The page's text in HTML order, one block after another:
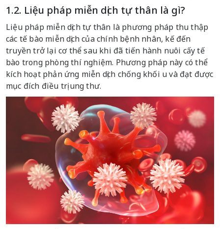
1.2. Liệu pháp miễn dịch tự thân là gì?
Liệu pháp miễn dịch tự thân là phương pháp thu thập
các tế bào miễn dịch của chính bệnh nhân, kế đến
truyền trở lại cơ thể sau khi đã tiến hành nuôi cấy tế
bào trong phòng thí nghiệm. Phương pháp này có thể
kích hoạt phản ứng miễn dịch chống khối u và đạt được
mục đích điều trị ung thư.